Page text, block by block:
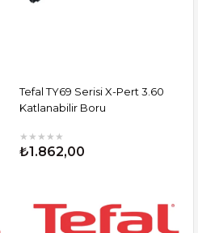
Tefal TY69 Serisi X-Pert 3.60
Katlanabilir Boru
★ ★ ★ ★ ★
₺1.862,00